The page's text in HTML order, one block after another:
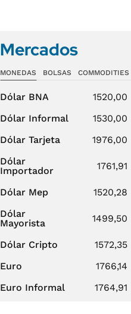
Mercados
MONEDAS BOLSAS COMMODITIES
Dólar BNA 1520,00
Dólar Informal
1530,00
Dólar Tarjeta
1976,00
Dólar
Importador
1761,91
Dólar Mep 1520,28
Dólar
Mayorista
1499,50
Dólar Cripto 1572,35
Euro
1766,14
Euro Informal
1764,91